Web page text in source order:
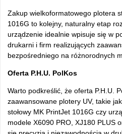
Zakup wielkoformatowego plotera
1016G to kolejny, naturalny etap
urządzenie idealnie wpisuje się w
drukarni i firm realizujących
bezpośredniego na różnorodnych
Oferta P.H.U. PolKos
Warto podkreślić, że oferta P.H.U.
zaawansowane plotery UV, takie
stołowy MK PrintJet 1016G czy
modele X6090 PRO, XJ180 PLUS